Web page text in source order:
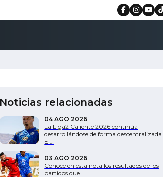
Noticias relacionadas
04 AGO 2026
La Liga2 Caliente 2026 continúa
desarrollándose de forma descentralizada.
El…
03 AGO 2026
Conoce en esta nota los resultados de los
partidos que…